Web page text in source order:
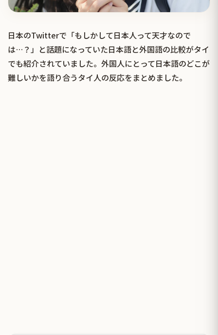
日本のTwitterで「もしかして日本人って天才なので
は…？」と話題になっていた日本語と外国語の比較がタイ
でも紹介されていました。外国人にとって日本語のどこが
難しいかを語り合うタイ人の反応をまとめました。